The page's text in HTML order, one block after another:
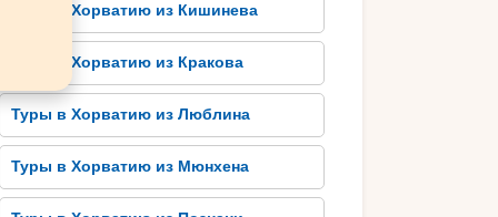
Туры в Хорватию из Кишинева
Туры в Хорватию из Кракова
Туры в Хорватию из Люблина
Туры в Хорватию из Мюнхена